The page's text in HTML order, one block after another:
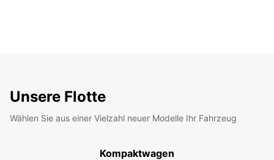
Unsere Flotte
Wählen Sie aus einer Vielzahl neuer Modelle Ihr Fahrzeug
Kompaktwagen